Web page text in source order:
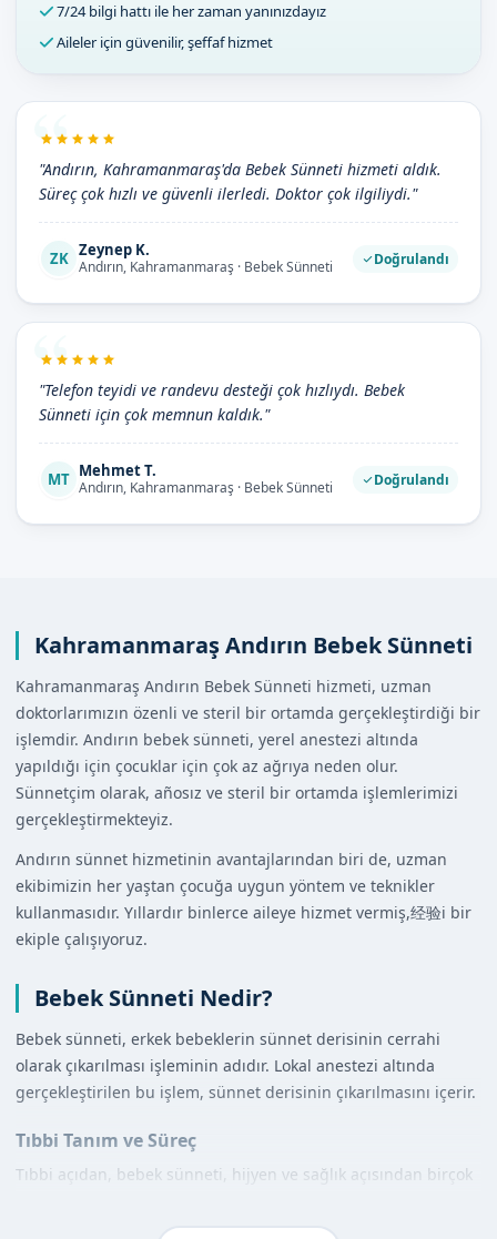
7/24 bilgi hattı ile her zaman yanınızdayız
Aileler için güvenilir, şeffaf hizmet
"Andırın, Kahramanmaraş'da Bebek Sünneti hizmeti aldık.
Süreç çok hızlı ve güvenli ilerledi. Doktor çok ilgiliydi."
ZK Zeynep K.
Andırın, Kahramanmaraş · Bebek Sünneti Doğrulandı
"Telefon teyidi ve randevu desteği çok hızlıydı. Bebek
Sünneti için çok memnun kaldık."
MT Mehmet T.
Andırın, Kahramanmaraş · Bebek Sünneti Doğrulandı
Kahramanmaraş Andırın Bebek Sünneti
Kahramanmaraş Andırın Bebek Sünneti hizmeti, uzman
doktorlarımızın özenli ve steril bir ortamda gerçekleştirdiği bir
işlemdir. Andırın bebek sünneti, yerel anestezi altında
yapıldığı için çocuklar için çok az ağrıya neden olur.
Sünnetçim olarak, añosız ve steril bir ortamda işlemlerimizi
gerçekleştirmekteyiz.
Andırın sünnet hizmetinin avantajlarından biri de, uzman
ekibimizin her yaştan çocuğa uygun yöntem ve teknikler
kullanmasıdır. Yıllardır binlerce aileye hizmet vermiş,经验i bir
ekiple çalışıyoruz.
Bebek Sünneti Nedir?
Bebek sünneti, erkek bebeklerin sünnet derisinin cerrahi
olarak çıkarılması işleminin adıdır. Lokal anestezi altında
gerçekleştirilen bu işlem, sünnet derisinin çıkarılmasını içerir.
Tıbbi Tanım ve Süreç
Tıbbi açıdan, bebek sünneti, hijyen ve sağlık açısından birçok
derisi çıkarılır ve kanama durdurulur. İşlem, steril bir ortamda